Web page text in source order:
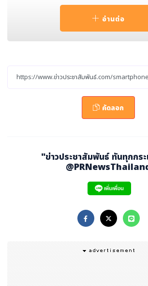
นอกจากนี้ นับเป็นครั้งแรกที่งานใหญ่ประจ
นสายจัดไปทั่วโลก โดยหลังจากเปิดฉากที่ป
awei Connect จะจัดขึ้นที่ดูไบและปารีสใ
"ในนามของหัวเว่ย ผมขอเชิญทุกท่านมา
นที่ 19-21 กันยายน พร้อมด้วยการถ่ายท
จะได้ติดต่อสื่อสารกับผู้เชี่ยวชาญในอุตส
วิทยากรและผู้เชี่ยวชาญจากอุตสาหกรรมไอ
ลึกความท้าทายต่าง ๆ ที่ภาครัฐและภาคธุ
ขั้นตอนของเส้นทางการเปลี่ยนผ่านไปสู่เท
งแต่การวางระบบดิจิทัลในสำนักงานไปจน
บสนุนเชิงอุตสาหกรรม และระบบปฏิบัติการ
ซึ่งได้รับการออกแบบมาเพื่อตอบสนองคว
สาหกรรมต่าง ๆ พร้อมทั้งนำเสนอนวัตก
ดจนแนวปฏิบัติที่ดีที่สุดและผลลัพธ์จากกา
อ่านต่อ
คัดลอก
"ข่าวประชาสัมพันธ์ ทันทุกกร